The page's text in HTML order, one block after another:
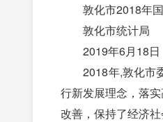
敦化市2018年国
敦化市统计局
2019年6月18日
2018年,敦化市委
行新发展理念，落
改善，保持了经济